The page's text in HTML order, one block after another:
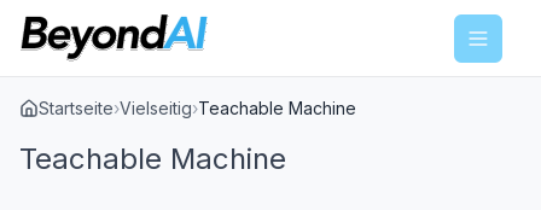
Menu
Startseite›Vielseitig›Teachable Machine
Teachable Machine